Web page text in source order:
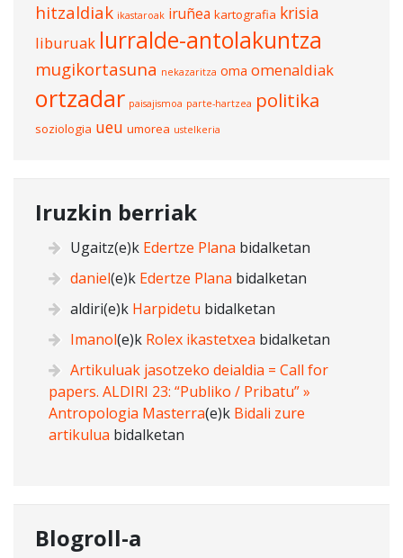
hitzaldiak ikastaroak iruñea kartografia krisia
liburuak lurralde-antolakuntza
mugikortasuna nekazaritza oma omenaldiak
ortzadar paisajismoa parte-hartzea politika
soziologia ueu umorea ustelkeria
Iruzkin berriak
Ugaitz(e)k Edertze Plana bidalketan
daniel(e)k Edertze Plana bidalketan
aldiri(e)k Harpidetu bidalketan
Imanol(e)k Rolex ikastetxea bidalketan
Artikuluak jasotzeko deialdia = Call for
papers. ALDIRI 23: “Publiko / Pribatu” »
Antropologia Masterra(e)k Bidali zure
artikulua bidalketan
Blogroll-a